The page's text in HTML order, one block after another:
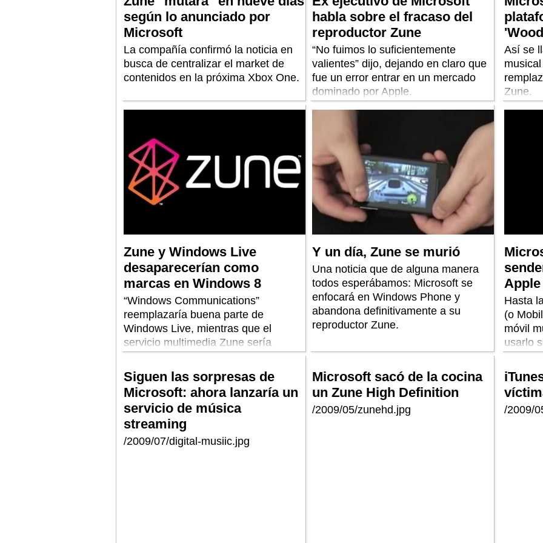
según lo anunciado por
Microsoft
La compañía confirmó la noticia en
busca de centralizar el market de
contenidos en la próxima Xbox One.
habla sobre el fracaso del
reproductor Zune
“No fuimos lo suficientemente
valientes” dijo, dejando en claro que
fue un error entrar en un mercado
dominado por Apple.
Así se
Zune.
Zune y Windows Live
desaparecerían como
marcas en Windows 8
“Windows Communications”
reemplazaría buena parte de
Windows Live, mientras que el
servicio multimedia Zune sería
“música” y “video”
Y un día, Zune se murió
Una noticia que de alguna manera
todos esperábamos: Microsoft se
enfocará en Windows Phone y
abandona definitivamente a su
reproductor Zune.
Apple
Hasta
(o
móvil
usarlo
“de
Siguen las sorpresas de
Microsoft: ahora lanzaría un
servicio de música
streaming
/2009/07/digital-musiic.jpg
Microsoft sacó de la cocina
un Zune High Definition
/2009/05/zunehd.jpg /2009/